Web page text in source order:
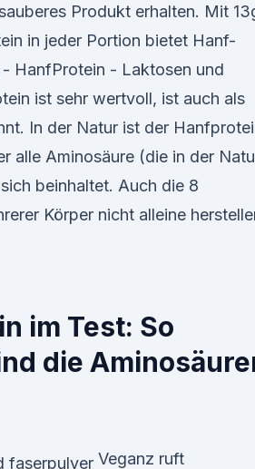
Produkt erhalten. Mit
in jeder Portion bietet Hanf-
HanfProtein - Laktosen und
ist sehr wertvoll, ist auch als
In der Natur ist der
alle Aminosäure (die in der
beinhaltet. Auch die 8
Körper nicht alleine
im Test: So
die
Veganz ruft